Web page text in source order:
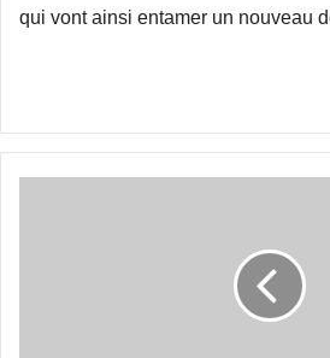
qui vont ainsi entamer un nouveau